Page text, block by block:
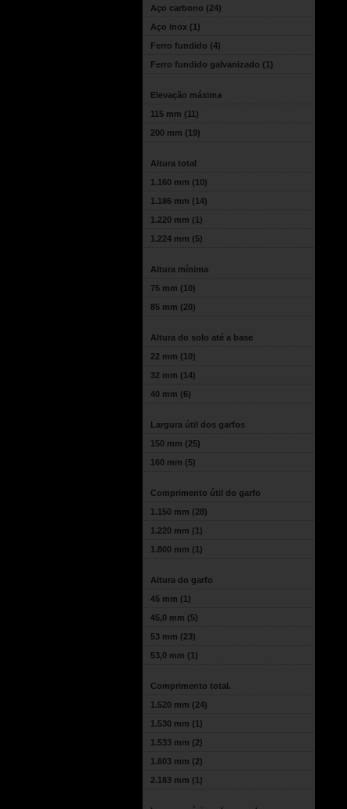
Aço carbono (24)
Aço inox (1)
Ferro fundido (4)
Ferro fundido galvanizado (1)
Elevação máxima
115 mm (11)
200 mm (19)
Altura total
1.160 mm (10)
1.186 mm (14)
1.220 mm (1)
1.224 mm (5)
Altura mínima
75 mm (10)
85 mm (20)
Altura do solo até a base
22 mm (10)
32 mm (14)
40 mm (6)
Largura útil dos garfos
150 mm (25)
160 mm (5)
Comprimento útil do garfo
1.150 mm (28)
1.220 mm (1)
1.800 mm (1)
Altura do garfo
45 mm (1)
45,0 mm (5)
53 mm (23)
53,0 mm (1)
Comprimento total.
1.520 mm (24)
1.530 mm (1)
1.533 mm (2)
1.603 mm (2)
2.183 mm (1)